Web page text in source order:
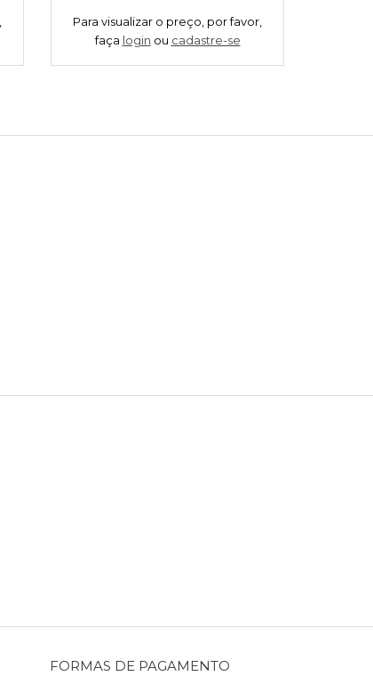
Para visualizar o preço, por favor,
faça login ou cadastre-se
FORMAS DE PAGAMENTO